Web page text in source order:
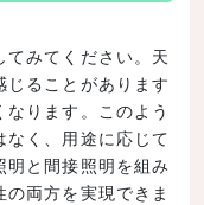
てみてください。天
ることがあります
ります。このよう
く、用途に応じて
と間接照明を組み
両方を実現できま